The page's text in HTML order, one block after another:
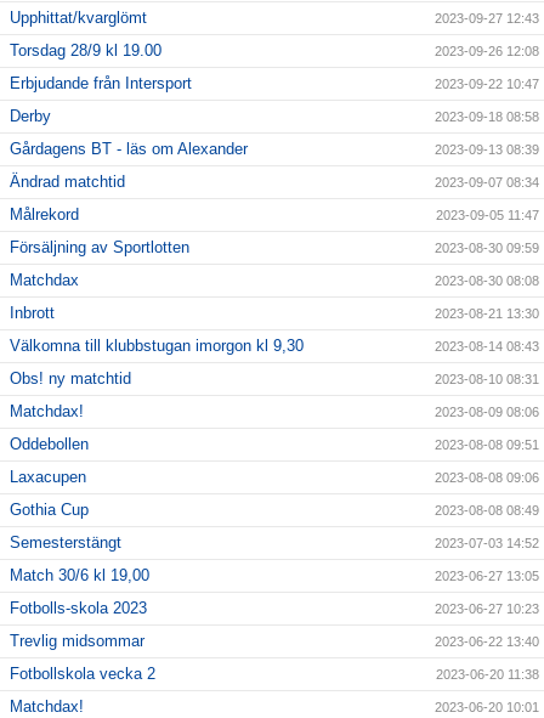
Upphittat/kvarglömt 2023-09-27 12:43
Torsdag 28/9 kl 19.00 2023-09-26 12:08
Erbjudande från Intersport 2023-09-22 10:47
Derby 2023-09-18 08:58
Gårdagens BT - läs om Alexander 2023-09-13 08:39
Ändrad matchtid 2023-09-07 08:34
Målrekord 2023-09-05 11:47
Försäljning av Sportlotten 2023-08-30 09:59
Matchdax 2023-08-30 08:08
Inbrott 2023-08-21 13:30
Välkomna till klubbstugan imorgon kl 9,30 2023-08-14 08:43
Obs! ny matchtid 2023-08-10 08:31
Matchdax! 2023-08-09 08:06
Oddebollen 2023-08-08 09:51
Laxacupen 2023-08-08 09:06
Gothia Cup 2023-08-08 08:49
Semesterstängt 2023-07-03 14:52
Match 30/6 kl 19,00 2023-06-27 13:05
Fotbolls-skola 2023 2023-06-27 10:23
Trevlig midsommar 2023-06-22 13:40
Fotbollskola vecka 2 2023-06-20 11:38
Matchdax! 2023-06-20 10:01